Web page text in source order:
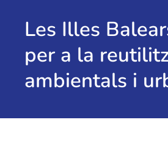
Les Illes
per a la
ambientals i